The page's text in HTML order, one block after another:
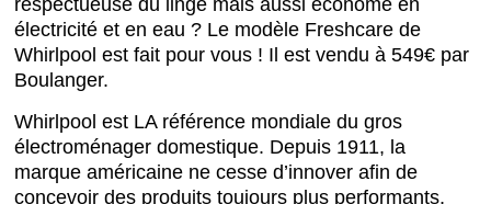
respectueuse du linge mais aussi économe en
électricité et en eau ? Le modèle Freshcare de
Whirlpool est fait pour vous ! Il est vendu à 549€ par
Boulanger.
Whirlpool est LA référence mondiale du gros
électroménager domestique. Depuis 1911, la
marque américaine ne cesse d’innover afin de
concevoir des produits toujours plus performants,